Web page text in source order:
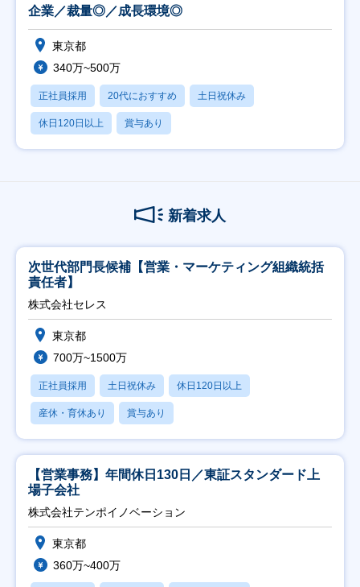
企業／裁量◎／成長環境◎
東京都
340万~500万
正社員採用 20代におすすめ 土日祝休み
休日120日以上 賞与あり
新着求人
次世代部門長候補【営業・マーケティング組織統括
責任者】
株式会社セレス
東京都
700万~1500万
正社員採用 土日祝休み 休日120日以上
産休・育休あり 賞与あり
【営業事務】年間休日130日／東証スタンダード上
場子会社
株式会社テンポイノベーション
東京都
360万~400万